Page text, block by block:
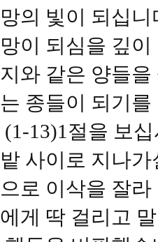
의 빛이 되십
이 되심을 깊
와 같은 양들
종들이 되기
(1-13)1절을 보
사이로 지나
로 이삭을 잘
게 딱 걸리고